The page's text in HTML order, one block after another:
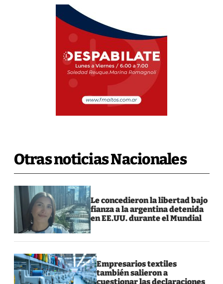
Otras noticias Nacionales
Le concedieron la libertad bajo
fianza a la argentina detenida
en EE.UU. durante el Mundial
Empresarios textiles
también salieron a
cuestionar las declaraciones